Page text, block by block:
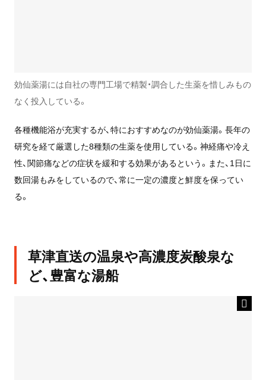
効仙薬湯には自社の専門工場で精製・調合した生薬を惜しみもの
なく投入している。
各種機能浴が充実するが、特におすすめなのが効仙薬湯。長年の
研究を経て厳選した8種類の生薬を使用している。神経痛や冷え
性、関節痛などの症状を緩和する効果があるという。また、1日に
数回湯もみをしているので、常に一定の濃度と鮮度を保ってい
る。
草津直送の温泉や高濃度炭酸泉な
ど、豊富な湯船